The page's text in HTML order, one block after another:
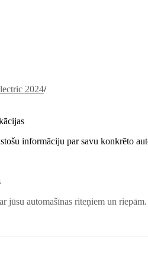
2024/
informāciju par savu konkrēto
jūsu automašīnas riteņiem un riepām.